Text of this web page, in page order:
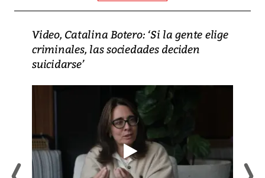
Video, Catalina Botero: ‘Si la gente elige
criminales, las sociedades deciden
suicidarse’